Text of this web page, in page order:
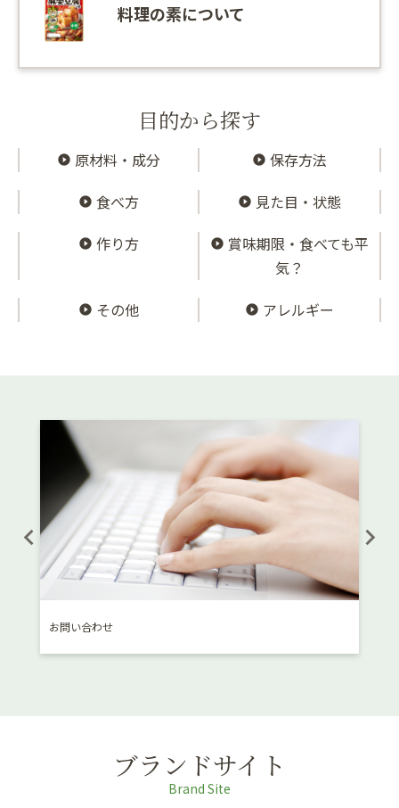
料理の素について
目的から探す
原材料・成分
保存方法
食べ方
見た目・状態
作り方
賞味期限・食べても平
気？
その他
アレルギー
お問い合わせ
ブランドサイト
Brand Site